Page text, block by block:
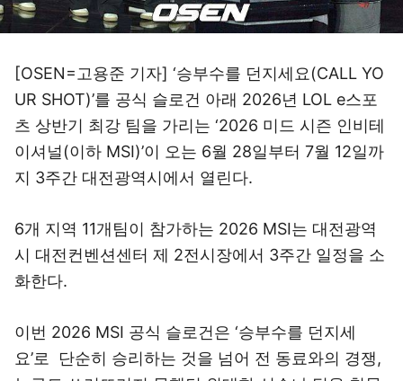
[OSEN=고용준 기자] ‘승부수를 던지세요(CALL YO
UR SHOT)’를 공식 슬로건 아래 2026년 LOL e스포
츠 상반기 최강 팀을 가리는 ‘2026 미드 시즌 인비테
이셔널(이하 MSI)’이 오는 6월 28일부터 7월 12일까
지 3주간 대전광역시에서 열린다.
6개 지역 11개팀이 참가하는 2026 MSI는 대전광역
시 대전컨벤션센터 제 2전시장에서 3주간 일정을 소
화한다.
이번 2026 MSI 공식 슬로건은 ‘승부수를 던지세
요’로 단순히 승리하는 것을 넘어 전 동료와의 경쟁,